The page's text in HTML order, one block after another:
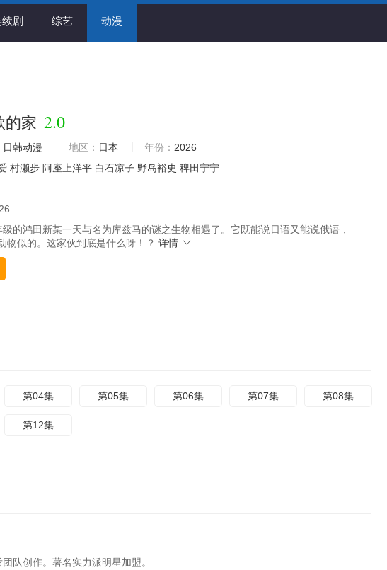
剧 综艺 动漫
的家 2.0
日韩动漫 地区： 日本 年份： 2026
村濑步 阿座上洋平 白石凉子 野岛裕史 稗田宁宁
的鸿田新某一天与名为库兹马的谜之生物相遇了。它既能说日语又能说俄语，
物似的。这家伙到底是什么呀！？ 详情
第04集 第05集 第06集 第07集 第08集
第12集
队创作。著名实力派明星加盟。